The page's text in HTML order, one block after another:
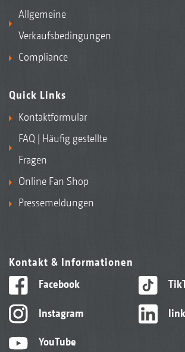
Allgemeine
Verkaufsbedingungen
Compliance
Quick Links
Kontaktformular
FAQ | Häufig gestellte
Fragen
Online Fan Shop
Pressemeldungen
Kontakt & Informationen
Facebook
Instagram
YouTube